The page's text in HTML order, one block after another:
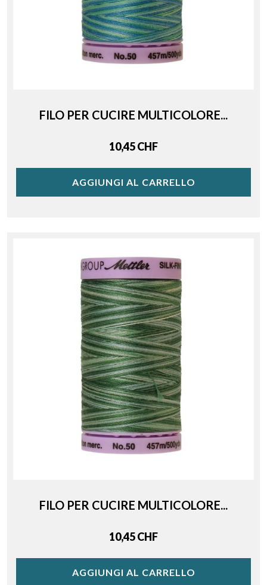
FILO PER CUCIRE MULTICOLORE...
Price
10,45 CHF
AGGIUNGI AL CARRELLO
FILO PER CUCIRE MULTICOLORE...
Price
10,45 CHF
AGGIUNGI AL CARRELLO